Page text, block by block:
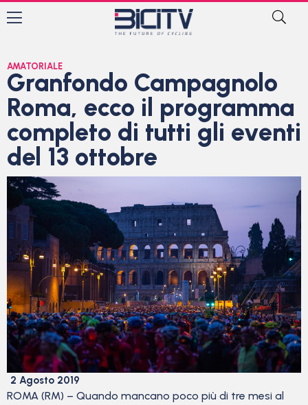
AMATORIALE
Granfondo Campagnolo
Roma, ecco il programma
completo di tutti gli eventi
del 13 ottobre
2 Agosto 2019
ROMA (RM) – Quando mancano poco più di tre mesi al